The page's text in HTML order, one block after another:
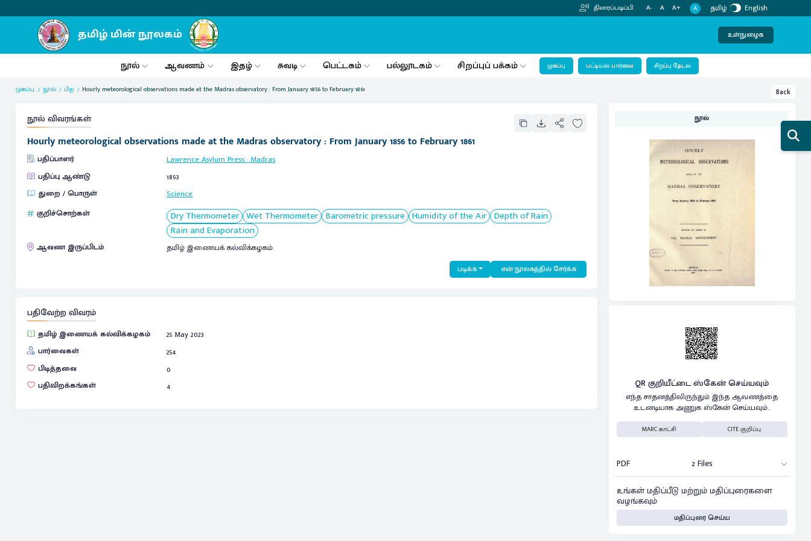
திரைப்படிப்பி A- A A+ A தமிழ் English
உள்நுழைக
நூல் ஆவணம் இதழ் சுவடி பெட்டகம் பல்லூடகம் சிறப்புப் பக்கம் முகப்பு பட்டியல் பார்வை சிறப்பு தேடல்
முகப்பு நூல் பிற Hourly meteorological observations made at the Madras observatory : From January 1856 to February 1861 Back
நூல் விவரங்கள்
Hourly meteorological observations made at the Madras observatory : From January 1856 to February 1861
பதிப்பாளர் Lawrence Asylum Press:Madras
பதிப்பு ஆண்டு
1893
துறை / பொருள்
Science
குறிச்சொற்கள்
Dry Thermometer Wet Thermometer Barometric pressure Humidity of the Air Depth of Rain
Rain and Evaporation
ஆவண இருப்பிடம் தமிழ் இணையக் கல்விக்கழகம்
படிக்க என் நூலகத்தில் சேர்க்க
பதிவேற்ற விவரம்
தமிழ் இணையக் கல்விக்கழகம்
25 May 2023
பார்வைகள்
254
பிடித்தவை
0
பதிவிறக்கங்கள்
4
நூல்
QR குறியீட்டை ஸ்கேன் செய்யவும்
எந்த சாதனத்திலிருந்தும் இந்த ஆவணத்தை
உடனடியாக அணுக ஸ்கேன் செய்யவும்..
MARC காட்சி CITE குறிப்பு
PDF 2 Files
உங்கள் மதிப்பீடு மற்றும் மதிப்புரைகளை
வழங்கவும்
மதிப்புரை செய்ய